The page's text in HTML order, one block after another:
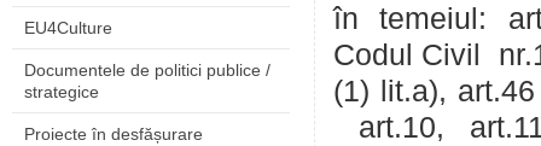
EU4Culture
Documentele de politici publice /
strategice
Proiecte în desfășurare
în temeiul:
Codul Civil
(1) lit.a),
art.10,